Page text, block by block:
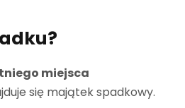
miejsca
się majątek spadkowy.